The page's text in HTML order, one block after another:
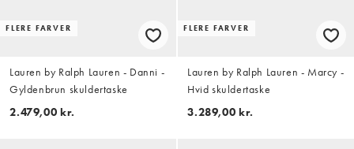
FLERE FARVER
Lauren by Ralph Lauren - Danni -
Gyldenbrun skuldertaske
2.479,00 kr.
FLERE FARVER
Lauren by Ralph Lauren - Marcy -
Hvid skuldertaske
3.289,00 kr.